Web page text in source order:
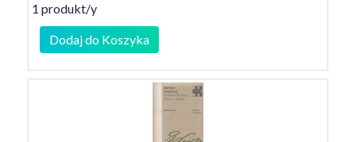
1 produkt/y
Dodaj do Koszyka